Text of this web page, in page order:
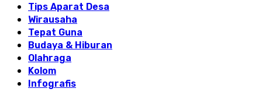
Tips Aparat Desa
Wirausaha
Tepat Guna
Budaya & Hiburan
Olahraga
Kolom
Infografis